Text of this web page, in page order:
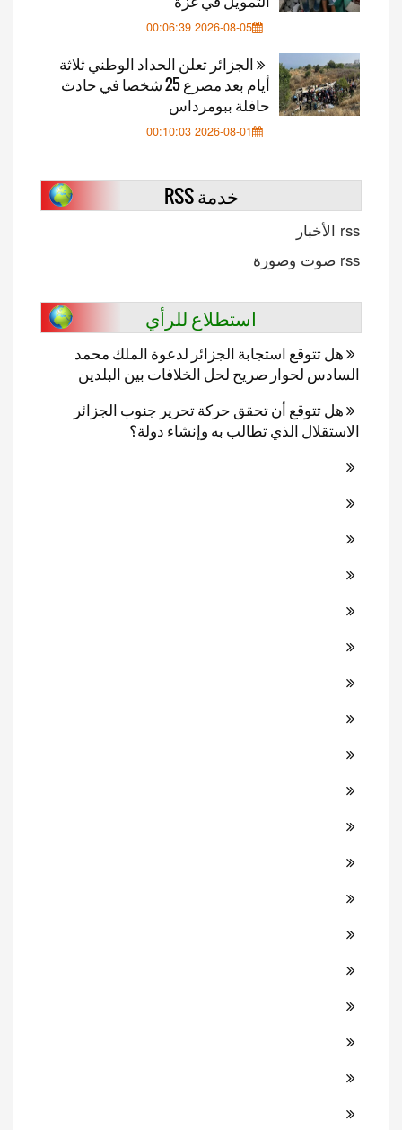
2026-08-05 00:06:39
الجزائر تعلن الحداد الوطني ثلاثة
أيام بعد مصرع 25 شخصا في حادث
حافلة ببومرداس
2026-08-01 00:10:03
خدمة RSS
rss الأخبار
rss صوت وصورة
استطلاع للرأي
هل تتوقع استجابة الجزائر لدعوة الملك محمد
السادس لحوار صريح لحل الخلافات بين البلدين
هل تتوقع أن تحقق حركة تحرير جنوب الجزائر
الاستقلال الذي تطالب به وإنشاء دولة؟